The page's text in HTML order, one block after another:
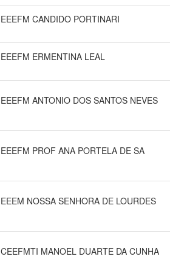
EEEFM CANDIDO PORTINARI
EEEFM ERMENTINA LEAL
EEEFM ANTONIO DOS SANTOS NEVES
EEEFM PROF ANA PORTELA DE SA
EEEM NOSSA SENHORA DE LOURDES
CEEFMTI MANOEL DUARTE DA CUNHA